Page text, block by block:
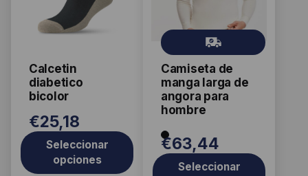
Calcetin
diabetico
bicolor
€25,18
Seleccionar
opciones
variantes.
pueden
elegir
página
de
Camiseta de
manga larga de
angora para
hombre
Gr
ati
s
€63,44
Seleccionar
variantes.
opciones
pueden
elegir
en
página
de